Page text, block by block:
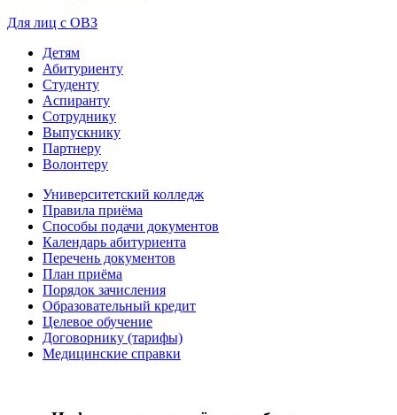
Для лиц с ОВЗ
Детям
Абитуриенту
Студенту
Аспиранту
Сотруднику
Выпускнику
Партнеру
Волонтеру
Университетский колледж
Правила приёма
Способы подачи документов
Календарь абитуриента
Перечень документов
План приёма
Порядок зачисления
Образовательный кредит
Целевое обучение
Договорнику (тарифы)
Медицинские справки